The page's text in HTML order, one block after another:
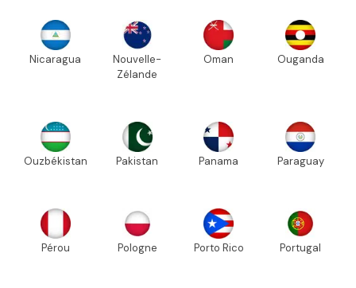
Nicaragua
Nouvelle-
Zélande
Oman Ouganda
Ouzbékistan Pakistan Panama Paraguay
Pérou Pologne Porto Rico Portugal